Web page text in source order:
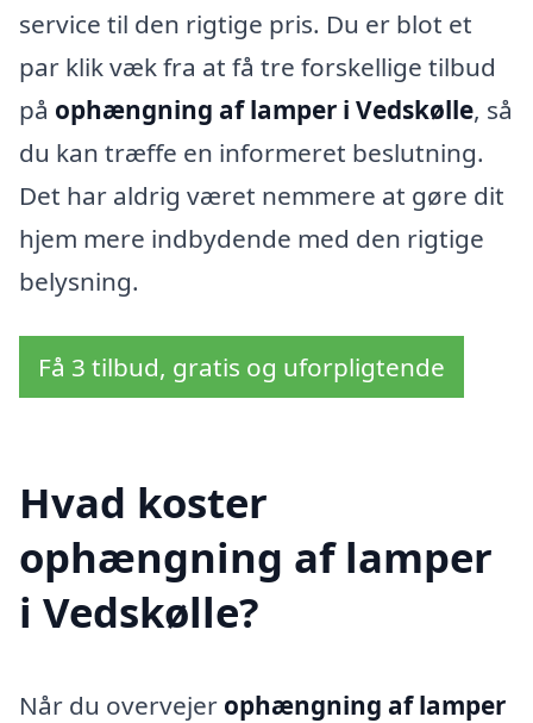
service til den rigtige pris. Du er blot et
par klik væk fra at få tre forskellige tilbud
på ophængning af lamper i Vedskølle, så
du kan træffe en informeret beslutning.
Det har aldrig været nemmere at gøre dit
hjem mere indbydende med den rigtige
belysning.
Få 3 tilbud, gratis og uforpligtende
Hvad koster
ophængning af lamper
i Vedskølle?
Når du overvejer ophængning af lamper